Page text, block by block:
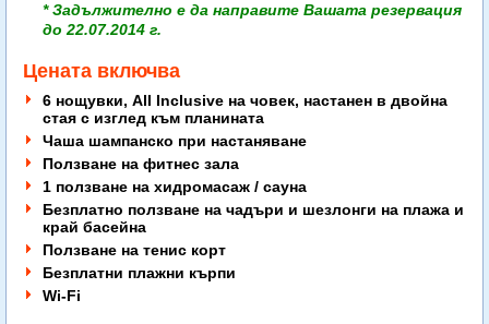
* Задължително е да направите Вашата резервация
до 22.07.2014 г.
Цената включва
6 нощувки, All Inclusive на човек, настанен в двойна
стая с изглед към планината
Чаша шампанско при настаняване
Ползване на фитнес зала
1 ползване на хидромасаж / сауна
Безплатно ползване на чадъри и шезлонги на плажа и
край басейна
Ползване на тенис корт
Безплатни плажни кърпи
Wi-Fi